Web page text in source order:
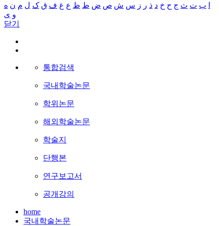
ب ت ث ج ح خ د ذ ر ز س ش ص ض ط ظ ع غ ف ق ک ل م ن ه
و ی
닫기
통합검색
국내학술논문
학위논문
해외학술논문
학술지
단행본
연구보고서
공개강의
home
국내학술논문